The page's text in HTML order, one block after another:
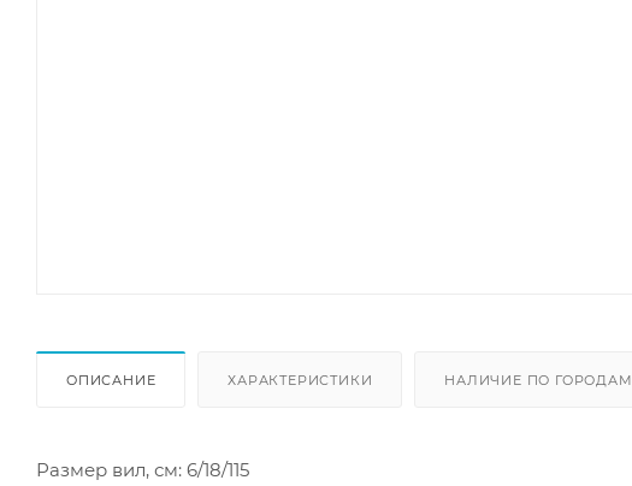
ОПИСАНИЕ ХАРАКТЕРИСТИКИ НАЛИЧИЕ ПО ГОРОДАМ
Размер вил, см: 6/18/115